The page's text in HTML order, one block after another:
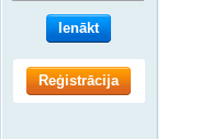
Ienākt
Reģistrācija